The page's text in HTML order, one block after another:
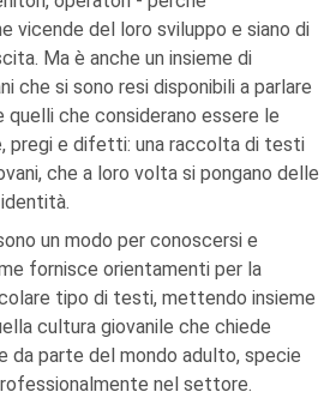
vicende del loro sviluppo e siano di
Ma è anche un insieme di
che si sono resi disponibili a parlare
che considerano essere le
pregi e difetti: una raccolta di testi
che a loro volta si pongano delle
un modo per conoscersi e
fornisce orientamenti per la
tipo di testi, mettendo insieme
cultura giovanile che chiede
da parte del mondo adulto, specie
nel settore.